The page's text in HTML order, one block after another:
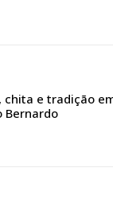
32€
papel entregue à
chita e tradição
Bernardo